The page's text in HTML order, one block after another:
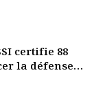
certifie 88
la défense
d’Ivoire